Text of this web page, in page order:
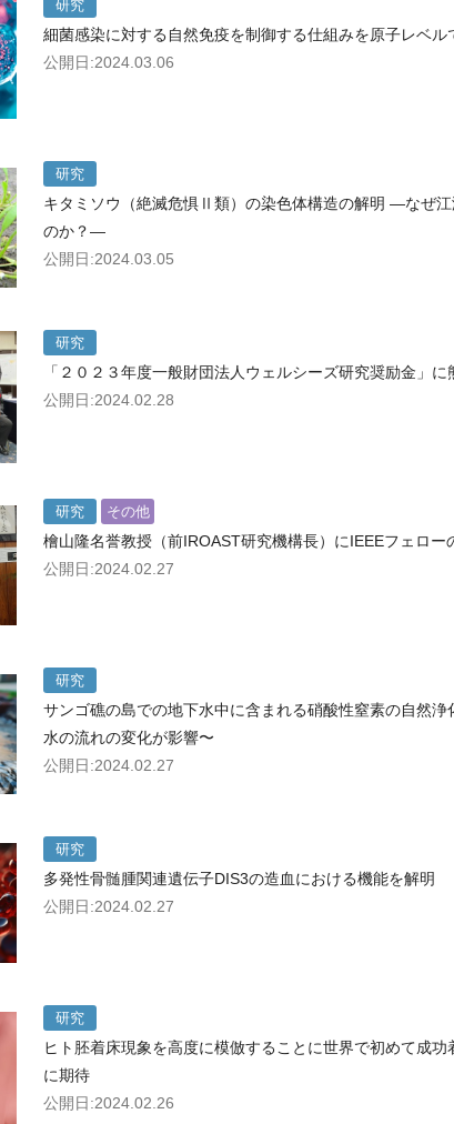
研究
細菌感染に対する自然免疫を制御する仕組みを原子レベル
公開日:2024.03.06
研究
キタミソウ（絶滅危惧Ⅱ類）の染色体構造の解明 ―なぜ
のか？―
公開日:2024.03.05
研究
「２０２３年度一般財団法人ウェルシーズ研究奨励金」
公開日:2024.02.28
研究 その他
檜山隆名誉教授（前IROAST研究機構長）にIEEEフェロー
公開日:2024.02.27
研究
サンゴ礁の島での地下水中に含まれる硝酸性窒素の自然
水の流れの変化が影響〜
公開日:2024.02.27
研究
多発性骨髄腫関連遺伝子DIS3の造血における機能を解明
公開日:2024.02.27
研究
ヒト胚着床現象を高度に模倣することに世界で初めて成
に期待
公開日:2024.02.26